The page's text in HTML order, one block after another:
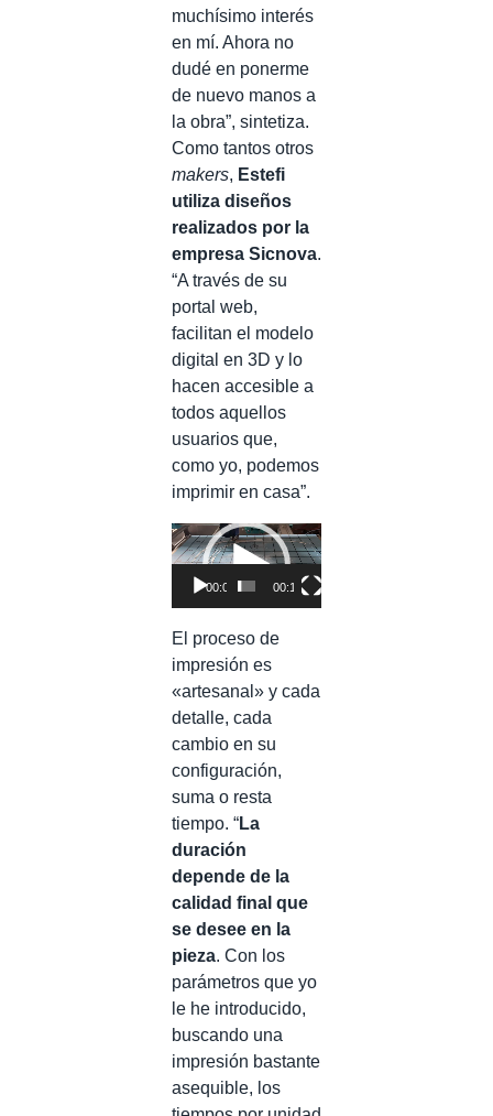
muchísimo interés
en mí. Ahora no
dudé en ponerme
de nuevo manos a
la obra”, sintetiza.
Como tantos otros
makers, Estefi
utiliza diseños
realizados por la
empresa Sicnova.
“A través de su
portal web,
facilitan el modelo
digital en 3D y lo
hacen accesible a
todos aquellos
usuarios que,
como yo, podemos
imprimir en casa”.
Reproductor
de
vídeo00:00 00:13
El proceso de
impresión es
«artesanal» y cada
detalle, cada
cambio en su
configuración,
suma o resta
tiempo. “La
duración
depende de la
calidad final que
se desee en la
pieza. Con los
parámetros que yo
le he introducido,
buscando una
impresión bastante
asequible, los